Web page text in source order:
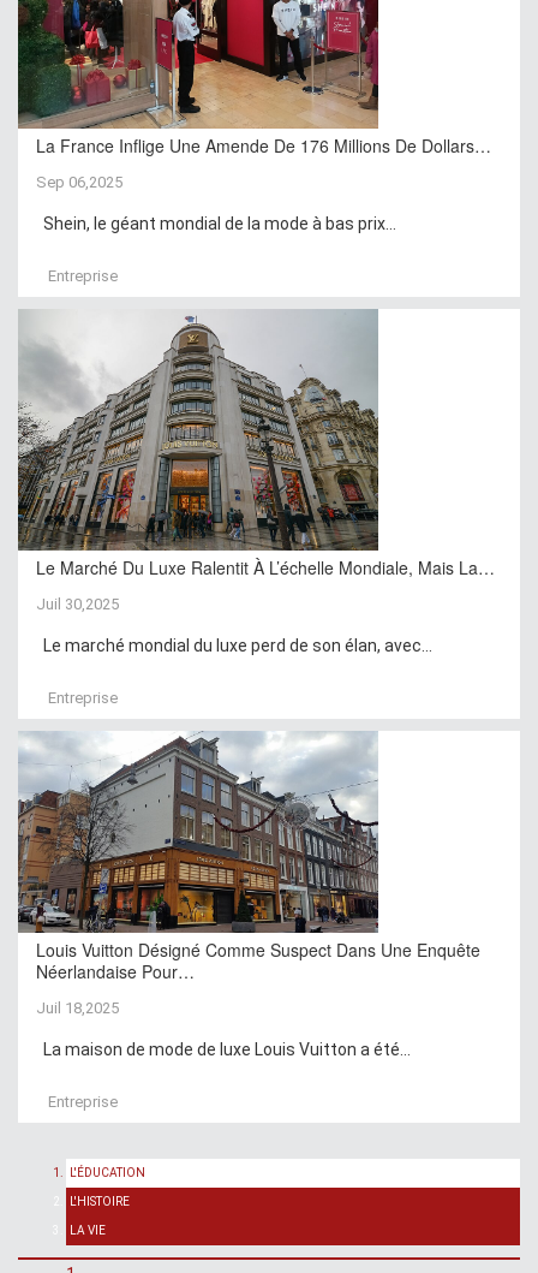
La France Inflige Une Amende De 176 Millions De Dollars…
Sep 06,2025
Shein, le géant mondial de la mode à bas prix...
Entreprise
Le Marché Du Luxe Ralentit À L’échelle Mondiale, Mais La…
Juil 30,2025
Le marché mondial du luxe perd de son élan, avec...
Entreprise
Louis Vuitton Désigné Comme Suspect Dans Une Enquête
Néerlandaise Pour…
Juil 18,2025
La maison de mode de luxe Louis Vuitton a été...
Entreprise
L'ÉDUCATION
L'HISTOIRE
LA VIE